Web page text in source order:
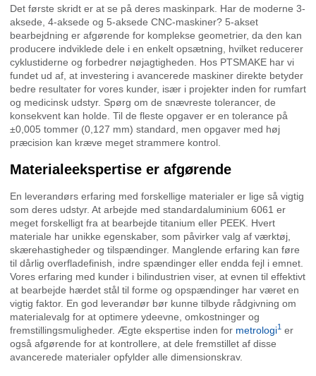
Det første skridt er at se på deres maskinpark. Har de moderne 3-
aksede, 4-aksede og 5-aksede CNC-maskiner? 5-akset
bearbejdning er afgørende for komplekse geometrier, da den kan
producere indviklede dele i en enkelt opsætning, hvilket reducerer
cyklustiderne og forbedrer nøjagtigheden. Hos PTSMAKE har vi
fundet ud af, at investering i avancerede maskiner direkte betyder
bedre resultater for vores kunder, især i projekter inden for rumfart
og medicinsk udstyr. Spørg om de snævreste tolerancer, de
konsekvent kan holde. Til de fleste opgaver er en tolerance på
±0,005 tommer (0,127 mm) standard, men opgaver med høj
præcision kan kræve meget strammere kontrol.
Materialeekspertise er afgørende
En leverandørs erfaring med forskellige materialer er lige så vigtig
som deres udstyr. At arbejde med standardaluminium 6061 er
meget forskelligt fra at bearbejde titanium eller PEEK. Hvert
materiale har unikke egenskaber, som påvirker valg af værktøj,
skærehastigheder og tilspændinger. Manglende erfaring kan føre
til dårlig overfladefinish, indre spændinger eller endda fejl i emnet.
Vores erfaring med kunder i bilindustrien viser, at evnen til effektivt
at bearbejde hærdet stål til forme og opspændinger har været en
vigtig faktor. En god leverandør bør kunne tilbyde rådgivning om
materialevalg for at optimere ydeevne, omkostninger og
fremstillingsmuligheder. Ægte ekspertise inden for metrologi1 er
også afgørende for at kontrollere, at dele fremstillet af disse
avancerede materialer opfylder alle dimensionskrav.